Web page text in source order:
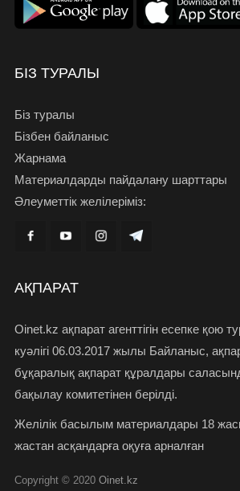
БІЗ ТУРАЛЫ
Біз туралы
Бізбен байланыс
Жарнама
Материалдарды пайдалану шарттары
Әлеуметтік желілеріміз:
АҚПАРАТ
Oinet.kz ақпарат агенттігін есепке
куәлігі 06.03.2017 жылы Байланыс,
бұқаралық ақпарат құралдары
бақылау комитетінен берілді.
Желілік басылым материалдары 18
жастан асқандарға оқуға арналған
Copyright © 2020 Oinet.kz